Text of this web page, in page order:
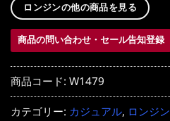
ロンジンの他の商品を見る
商品の問い合わせ・セール告知登録
商品コード: W1479
カテゴリー: カジュアル, ロンジン